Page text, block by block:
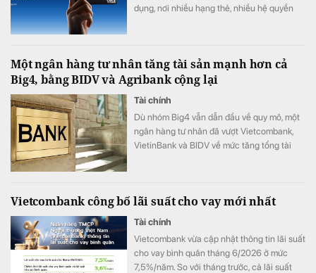
dụng, nơi nhiều hạng thẻ, nhiều hệ quyền
Một ngân hàng tư nhân tăng tài sản mạnh hơn cả
Big4, bằng BIDV và Agribank cộng lại
Tài chính
Dù nhóm Big4 vẫn dẫn đầu về quy mô, một
ngân hàng tư nhân đã vượt Vietcombank,
VietinBank và BIDV về mức tăng tổng tài
Vietcombank công bố lãi suất cho vay mới nhất
Tài chính
Vietcombank vừa cập nhật thông tin lãi suất
cho vay bình quân tháng 6/2026 ở mức
7,5%/năm. So với tháng trước, cả lãi suất